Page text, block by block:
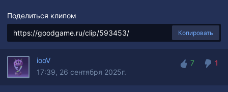
Поделиться клипом
Копировать
iooV
17:39, 26 сентября 2025г.
7
1